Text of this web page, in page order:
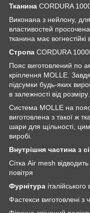
Тканина CORDURA
Виконана з нейлону,
властивостей
тканина має вогнестійкі
Стропа CORDURA
Пояс виготовлений по
кріплення MOLLE.
підсумки будь-яких
в залежності від розміру.
Система MOLLE на
виготовлена ​​з такої ж
шари для щільності,
виробі.
Внутрішня частина з
Сітка Air mesh
повітря
Фурнітура
Фастекси виготовлені з